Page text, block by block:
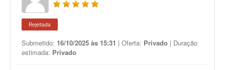
Rejeitada
Submetido: 16/10/2025 às 15:31 | Oferta: Privado | Duração
estimada: Privado